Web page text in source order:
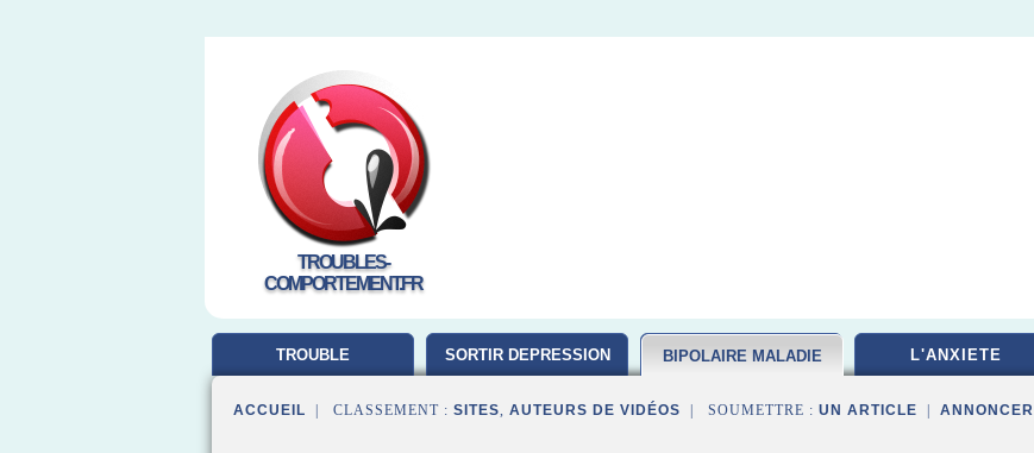
TROUBLES-
COMPORTEMENT.FR
TROUBLE SORTIR DEPRESSION BIPOLAIRE MALADIE L'ANXIETE
ACCUEIL | CLASSEMENT : SITES, AUTEURS DE VIDÉOS | SOUMETTRE : UN ARTICLE ANNONCER